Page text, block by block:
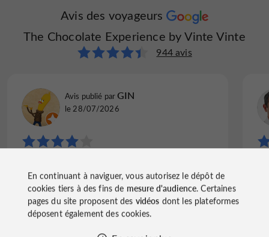
Avis des voyageurs
The Chocolate Experience by Vinte Vinte
944 avis
Avis publié parGIN
le 28/07/2026
Avis des voyageurs
The Chocolate Experience by Vinte Vinte
156 avis
Avis publié parEmma et Woodchr... I
le 26/10/2025
"Enrichissante !"
le personnel est très accueillant ! durant la
visite plusieurs test de chocolat !
En continuant à naviguer, vous autorisez le dépôt de
cookies tiers à des fins de mesure d'audience. Certaines
pages du site proposent des vidéos dont les plateformes
déposent également des cookies.